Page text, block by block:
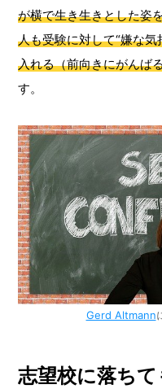
が横で生き生きとした姿
人も受験に対して“嫌な
入れる（前向きにがんば
す。
Gerd Altmann
志望校に落ち